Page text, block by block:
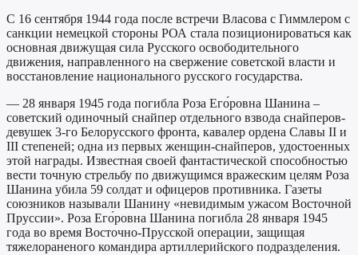
С 16 сентября 1944 года после встречи Власова с Гиммлером с
санкции немецкой стороны РОА стала позиционироваться как
основная движущая сила Русского освободительного
движения, направленного на свержение советской власти и
восстановление национального русского государства.
— 28 января 1945 года погибла Роза Его́ровна Шанина –
советский одиночный снайпер отдельного взвода снайперов-
девушек 3-го Белорусского фронта, кавалер ордена Славы II и
III степеней; одна из первых женщин-снайперов, удостоенных
этой награды. Известная своей фантастической способностью
вести точную стрельбу по движущимся вражеским целям Роза
Шанина убила 59 солдат и офицеров противника. Газеты
союзников называли Шанину «невидимым ужасом Восточной
Пруссии». Роза Его́ровна Шанина погибла 28 января 1945
года во время Восточно-Прусской операции, защищая
тяжелораненого командира артиллерийского подразделения.